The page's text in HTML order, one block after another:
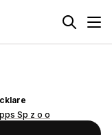
Sp z o o